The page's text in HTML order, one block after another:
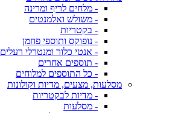
- מלחים לריף ומרינה
- משולש ואלמנטים
- בקטריות
- נופוקס ותוספי פחמן
- אנטי כלור ומנטרלי רעלים
- תוספים אחרים
- כל התוספים למלוחים
מסלעות, מצעים, מדיות וקולונות
- מדיות לבקטריות
- מסלעות